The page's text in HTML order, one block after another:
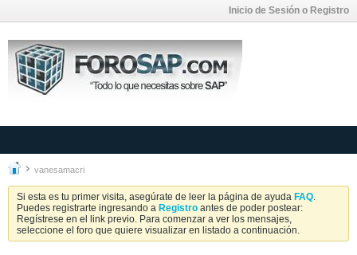
Inicio de Sesión o Registro
vanesamacri
Si esta es tu primer visita, asegúrate de leer la página de ayuda FAQ.
Puedes registrarte ingresando a Registro antes de poder postear:
Regístrese en el link previo. Para comenzar a ver los mensajes,
seleccione el foro que quiere visualizar en listado a continuación.